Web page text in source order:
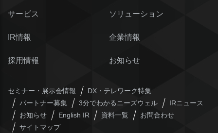
サービス ソリューション
IR情報 企業情報
採用情報 お知らせ
セミナー・展示会情報
DX・テレワーク特集
パートナー募集
3分でわかるニーズウェル
IRニュース
お知らせ
English IR 資料一覧
お問合わせ
サイトマップ